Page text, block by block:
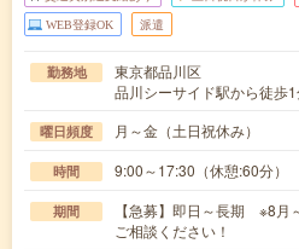
WEB登録OK 派遣
勤務地
東京都品川区
品川シーサイド駅から徒歩
曜日頻度 月～金（土日祝休み）
時間 9:00～17:30（休憩:60分）
期間
【急募】即日～長期 ※8月
ご相談ください！